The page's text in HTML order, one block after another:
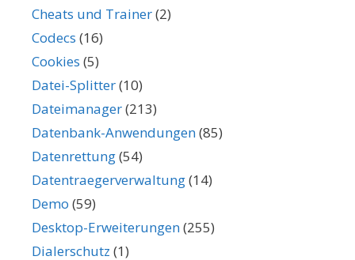
Cheats und Trainer(2)
Codecs (16)
Cookies (5)
Datei-Splitter(10)
Dateimanager(213)
Datenbank-Anwendungen(85)
Datenrettung(54)
Datentraegerverwaltung(14)
Demo (59)
Desktop-Erweiterungen(255)
Dialerschutz (1)